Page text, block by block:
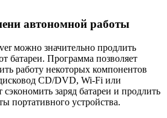
автономной работы
можно значительно продлить
батареи. Программа позволяет
работу некоторых компонентов
CD/DVD, Wi-Fi или
заряд батареи и продлить
портативного устройства.